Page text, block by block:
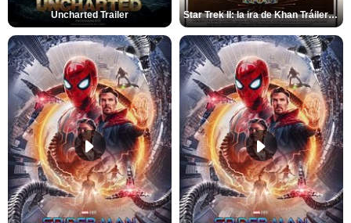
Uncharted Trailer Star Trek II: la ira de Khan Tráiler VO